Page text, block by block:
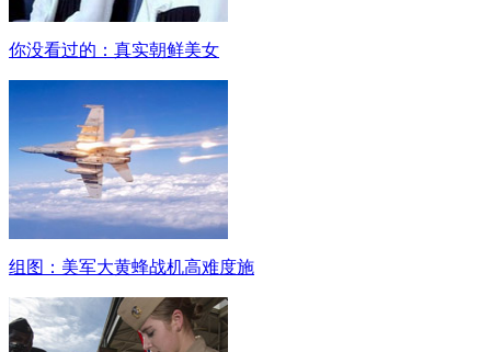
你没看过的：真实朝鲜美女
组图：美军大黄蜂战机高难度施